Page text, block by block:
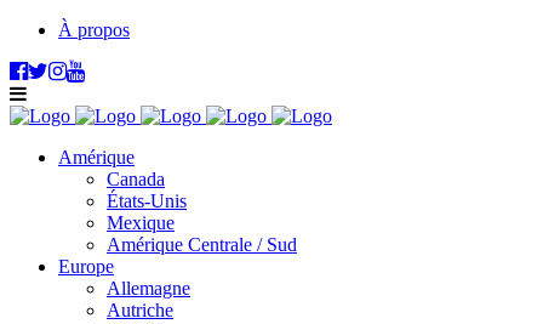
À propos
Amérique
Canada
États-Unis
Mexique
Amérique Centrale / Sud
Europe
Allemagne
Autriche